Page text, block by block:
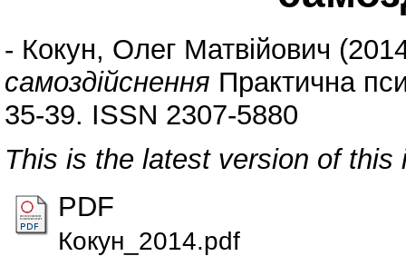
- Кокун, Олег Матвійович
самоздійснення Практична
35-39. ISSN 2307-5880
This is the latest version of this
PDF
Кокун_2014.pdf